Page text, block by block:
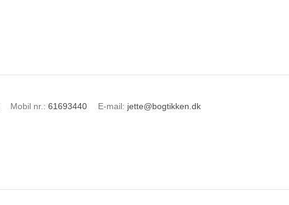
Mobil nr. : 61693440 E-mail: jette@bogtikken.dk